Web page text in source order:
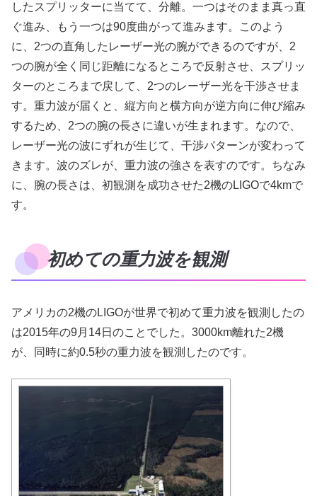
したスプリッターに当てて、分離。一つはそのまま真っ直
ぐ進み、もう一つは90度曲がって進みます。このよう
に、2つの直角したレーザー光の腕ができるのですが、2
つの腕が全く同じ距離になるところで反射させ、スプリッ
ターのところまで戻して、2つのレーザー光を干渉させま
す。重力波が届くと、縦方向と横方向が逆方向に伸び縮み
するため、2つの腕の長さに違いが生まれます。なので、
レーザー光の波にずれが生じて、干渉パターンが変わって
きます。波のズレが、重力波の強さを表すのです。ちなみ
に、腕の長さは、初観測を成功させた2機のLIGOで4kmで
す。
初めての重力波を観測
アメリカの2機のLIGOが世界で初めて重力波を観測したの
は2015年の9月14日のことでした。3000km離れた2機
が、同時に約0.5秒の重力波を観測したのです。